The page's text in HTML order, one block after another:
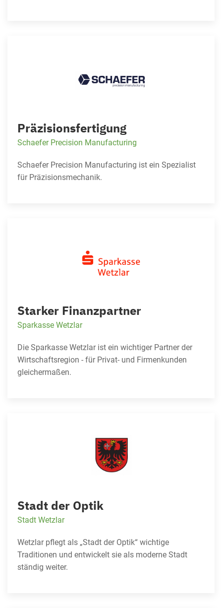
Präzisionsfertigung
Schaefer Precision Manufacturing
Schaefer Precision Manufacturing ist ein Spezialist
für Präzisionsmechanik.
Starker Finanzpartner
Sparkasse Wetzlar
Die Sparkasse Wetzlar ist ein wichtiger Partner der
Wirtschaftsregion - für Privat- und Firmenkunden
gleichermaßen.
Stadt der Optik
Stadt Wetzlar
Wetzlar pflegt als „Stadt der Optik“ wichtige
Traditionen und entwickelt sie als moderne Stadt
ständig weiter.